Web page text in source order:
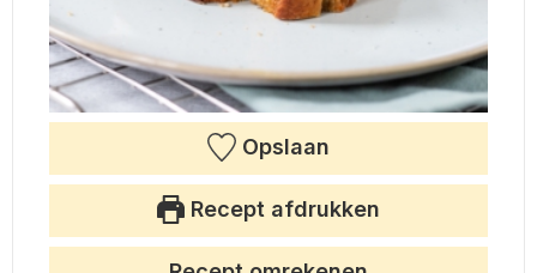
Opslaan
Recept afdrukken